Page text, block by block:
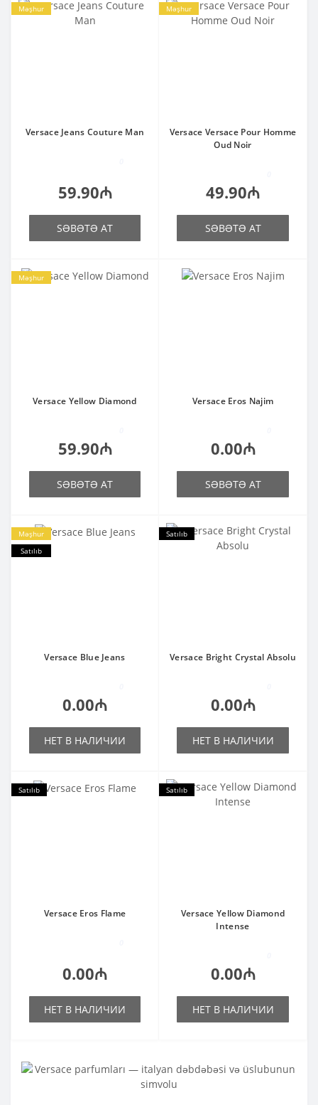
Məşhur
Versace Jeans Couture Man
59.90₼
SƏBƏTƏ AT
Məşhur
Versace Versace Pour Homme
Oud Noir
49.90₼
SƏBƏTƏ AT
Məşhur
Versace Yellow Diamond
59.90₼
SƏBƏTƏ AT
Versace Eros Najim
0.00₼
SƏBƏTƏ AT
Məşhur
Satılıb
Versace Blue Jeans
0.00₼
НЕТ В НАЛИЧИИ
Satılıb
Versace Bright Crystal Absolu
0.00₼
НЕТ В НАЛИЧИИ
Satılıb
Versace Eros Flame
0.00₼
НЕТ В НАЛИЧИИ
Satılıb
Versace Yellow Diamond
Intense
0.00₼
НЕТ В НАЛИЧИИ